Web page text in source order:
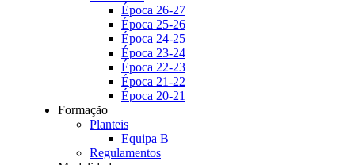
Época 26-27
Época 25-26
Época 24-25
Época 23-24
Época 22-23
Época 21-22
Época 20-21
Formação
Planteis
Equipa B
Regulamentos